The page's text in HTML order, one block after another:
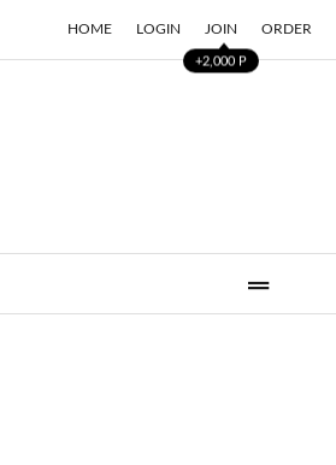
HOME LOGIN JOIN
+2,000 P
ORDER